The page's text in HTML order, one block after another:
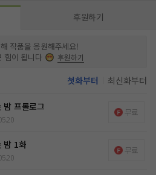
단이라고 생각했다. “인주 찍고 도장 박자
밥상을 엎으려고 하네.” “네? 그게 무슨…….” “내
러면이야? 네가 열과 성의를
호적 복잡하게 만들었으면 책임지셔야죠.”
후원하기
작품을 응원해주세요!
힘이 됩니다
후원하기
첫화부터 최신화부터
밤 프롤로그 무료
밤 1화 무료